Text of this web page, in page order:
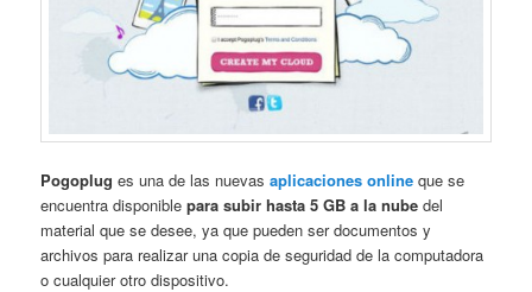
Pogoplug es una de las nuevasaplicaciones online que se
encuentra disponiblepara subir hasta 5 GB a la nube del
material que se desee, ya que pueden ser documentos y
archivos para realizar una copia de seguridad de la computadora
o cualquier otro dispositivo.